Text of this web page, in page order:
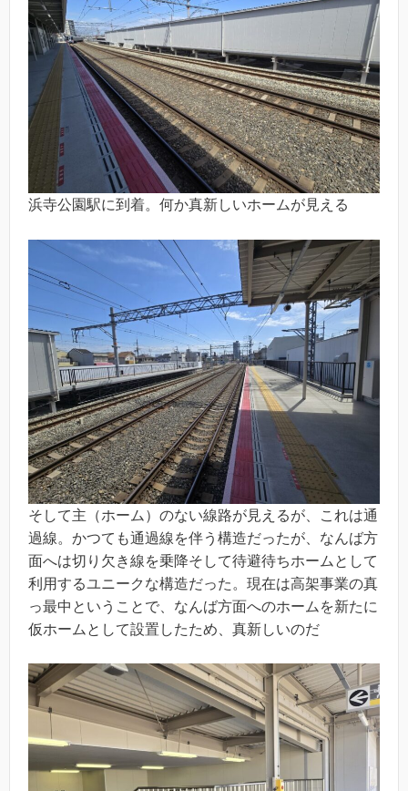
浜寺公園駅に到着。何か真新しいホームが見える
そして主（ホーム）のない線路が見えるが、これは通
過線。かつても通過線を伴う構造だったが、なんば方
面へは切り欠き線を乗降そして待避待ちホームとして
利用するユニークな構造だった。現在は高架事業の真
っ最中ということで、なんば方面へのホームを新たに
仮ホームとして設置したため、真新しいのだ